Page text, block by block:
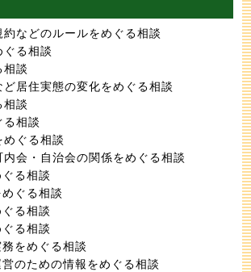
約などのルールをめぐる相談
ぐる相談
相談
ど居住実態の変化をめぐる相談
相談
る相談
めぐる相談
内会・自治会の関係をめぐる相談
る相談
ぐる相談
る相談
る相談
をめぐる相談
のための情報をめぐる相談